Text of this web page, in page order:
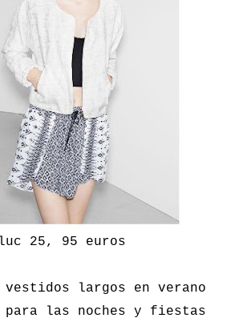
25, 95 euros
largos en verano
para las noches y fiestas